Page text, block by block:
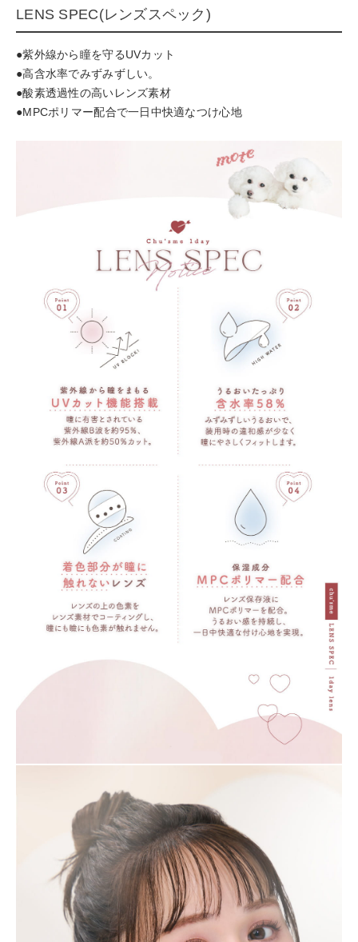
LENS SPEC(レンズスペック)
●紫外線から瞳を守るUVカット
●高含水率でみずみずしい。
●酸素透過性の高いレンズ素材
●MPCポリマー配合で一日中快適なつけ心地